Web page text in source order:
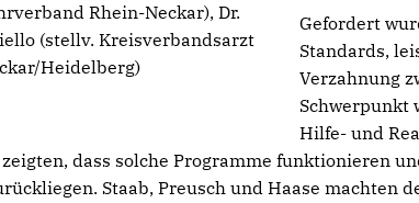
Rhein-Neckar), Dr.
(stellv. Kreisverbandsarzt
Heidelberg)
Gefordert
Standards,
Verzahnung
Schwerpunkt
Hilfe- und
dass solche Programme funktionieren
Staab, Preusch und Haase machten